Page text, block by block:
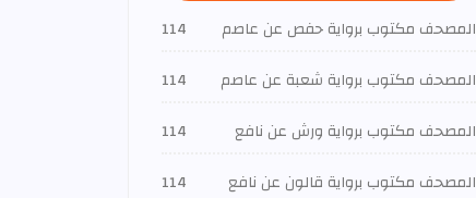
المصحف مكتوب برواية حفص عن عاصم
114
المصحف مكتوب برواية شعبة عن عاصم
114
المصحف مكتوب برواية ورش عن نافع
114
المصحف مكتوب برواية قالون عن نافع
114